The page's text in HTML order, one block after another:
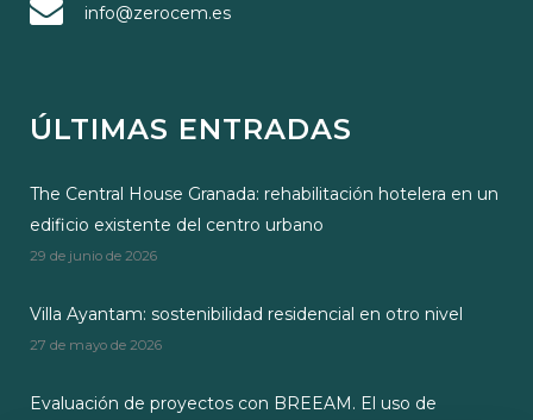
info@zerocem.es
ÚLTIMAS ENTRADAS
The Central House Granada: rehabilitación hotelera en un
edificio existente del centro urbano
29 de junio de 2026
Villa Ayantam: sostenibilidad residencial en otro nivel
27 de mayo de 2026
Evaluación de proyectos con BREEAM. El uso de